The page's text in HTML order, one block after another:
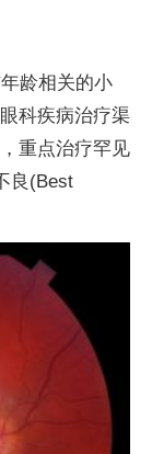
龄相关的小
科疾病治疗渠
重点治疗罕见
良(Best